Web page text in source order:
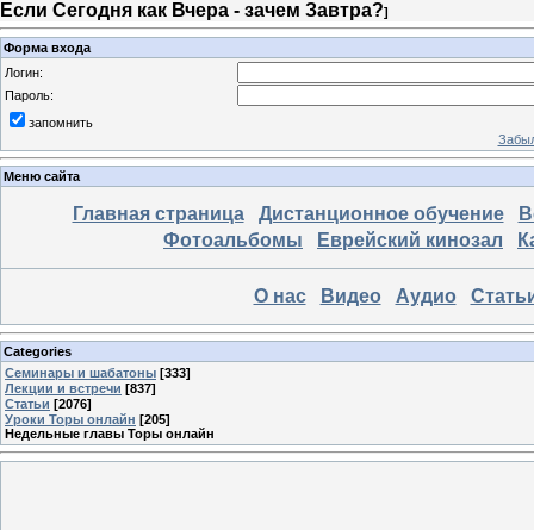
Если Сегодня как Вчера - зачем Завтра?]
Форма входа
Логин:
Пароль:
запомнить
Меню сайта
Главная страница Дистанционное обучение
Фотоальбомы
Еврейский кинозал
О нас Видео Аудио
Categories
Семинары и шабатоны [333]
Лекции и встречи [837]
Статьи [2076]
Уроки Торы онлайн [205]
Недельные главы Торы онлайн